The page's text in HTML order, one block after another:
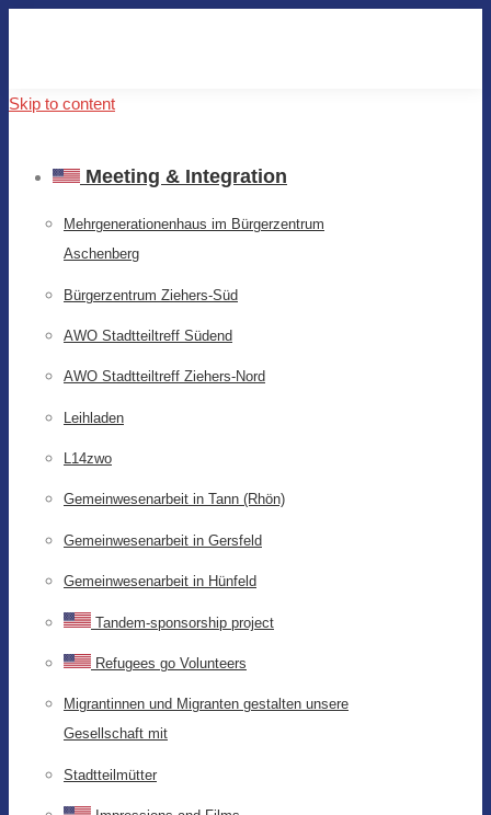
Skip to content
Meeting & Integration
Mehrgenerationenhaus im Bürgerzentrum
Aschenberg
Bürgerzentrum Ziehers-Süd
AWO Stadtteiltreff Südend
AWO Stadtteiltreff Ziehers-Nord
Leihladen
L14zwo
Gemeinwesenarbeit in Tann (Rhön)
Gemeinwesenarbeit in Gersfeld
Gemeinwesenarbeit in Hünfeld
Tandem-sponsorship project
Refugees go Volunteers
Migrantinnen und Migranten gestalten unsere
Gesellschaft mit
Stadtteilmütter